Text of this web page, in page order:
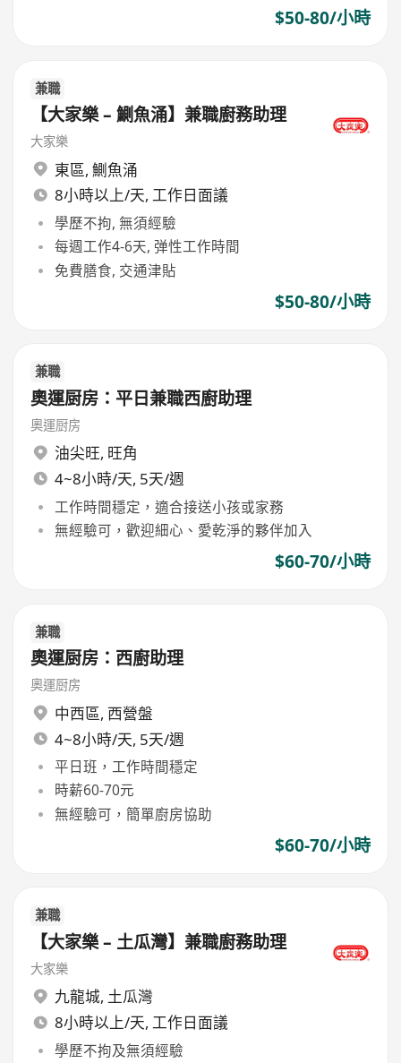
$50-80/小時
兼職
【大家樂 – 鰂魚涌】兼職廚務助理
大家樂
東區, 鰂魚涌
8小時以上/天, 工作日面議
學歷不拘, 無須經驗
每週工作4-6天, 弹性工作時間
免費膳食, 交通津貼
$50-80/小時
兼職
奧運厨房：平日兼職西廚助理
奧運厨房
油尖旺, 旺角
4~8小時/天, 5天/週
工作時間穩定，適合接送小孩或家務
無經驗可，歡迎細心、愛乾淨的夥伴加入
$60-70/小時
兼職
奧運厨房：西廚助理
奧運厨房
中西區, 西營盤
4~8小時/天, 5天/週
平日班，工作時間穩定
時薪60-70元
無經驗可，簡單廚房協助
$60-70/小時
兼職
【大家樂 – 土瓜灣】兼職廚務助理
大家樂
九龍城, 土瓜灣
8小時以上/天, 工作日面議
學歷不拘及無須經驗